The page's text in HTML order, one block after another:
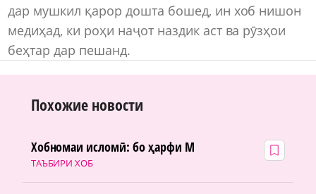
дар мушкил қарор дошта бошед, ин хоб нишон
медиҳад, ки роҳи наҷот наздик аст ва рӯзҳои
беҳтар дар пешанд.
Похожие новости
ТАЪБИРИ ХОБ
Хобномаи исломӣ: бо ҳарфи М